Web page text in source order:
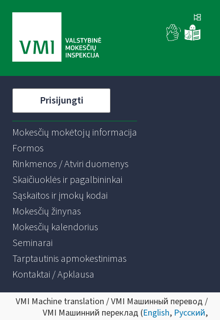
Prisijungti
Mokesčių mokėtojų informacija
Formos
Rinkmenos / Atviri duomenys
Skaičiuoklės ir pagalbininkai
Sąskaitos ir įmokų kodai
Mokesčių žinynas
Mokesčių kalendorius
Seminarai
Tarptautinis apmokestinimas
Kontaktai / Apklausa
VMI Machine translation / VMI Машинный перевод /
VMI Машинний переклад (English, Русский,